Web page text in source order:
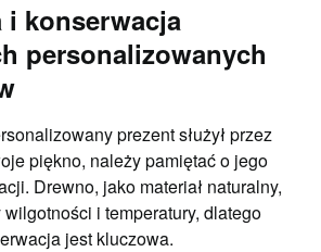
i konserwacja
personalizowanych
prezent służył przez
piękno, należy pamiętać o jego
Drewno, jako materiał naturalny,
i temperatury, dlatego
jest kluczowa.